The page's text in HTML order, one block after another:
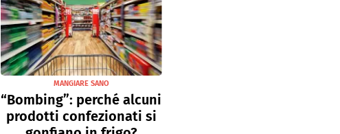
MANGIARE SANO
“Bombing”: perché alcuni
prodotti confezionati si